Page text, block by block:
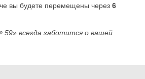
вы будете перемещены через 6
всегда заботится о вашей